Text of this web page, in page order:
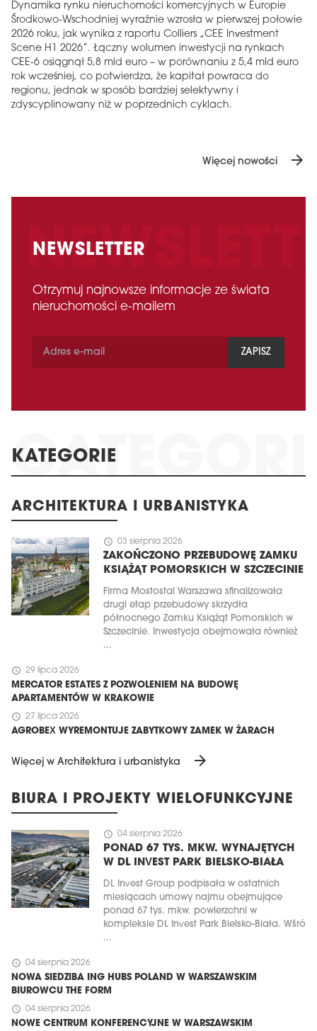
Dynamika rynku nieruchomości komercyjnych w Europie
Środkowo-Wschodniej wyraźnie wzrosła w pierwszej połowie
2026 roku, jak wynika z raportu Colliers „CEE Investment
Scene H1 2026”. Łączny wolumen inwestycji na rynkach
CEE-6 osiągnął 5,8 mld euro – w porównaniu z 5,4 mld euro
rok wcześniej, co potwierdza, że ​​kapitał powraca do
regionu, jednak w sposób bardziej selektywny i
zdyscyplinowany niż w poprzednich cyklach.
Więcej nowości arrow_forward
NEWSLETTER
Otrzymuj najnowsze informacje ze świata
nieruchomości e-mailem
ZAPISZ
KATEGORIE
ARCHITEKTURA I URBANISTYKA
schedule 03 sierpnia 2026
ZAKOŃCZONO PRZEBUDOWĘ ZAMKU
KSIĄŻĄT POMORSKICH W SZCZECINIE
Firma Mostostal Warszawa sfinalizowała
drugi etap przebudowy skrzydła
północnego Zamku Książąt Pomorskich w
Szczecinie. Inwestycja obejmowała również
...
schedule 29 lipca 2026
MERCATOR ESTATES Z POZWOLENIEM NA BUDOWĘ
APARTAMENTÓW W KRAKOWIE
schedule 27 lipca 2026
AGROBEX WYREMONTUJE ZABYTKOWY ZAMEK W ŻARACH
Więcej w Architektura i urbanistyka arrow_forward
BIURA I PROJEKTY WIELOFUNKCYJNE
schedule 04 sierpnia 2026
PONAD 67 TYS. MKW. WYNAJĘTYCH
W DL INVEST PARK BIELSKO-BIAŁA
DL Invest Group podpisała w ostatnich
miesiącach umowy najmu obejmujące
ponad 67 tys. mkw. powierzchni w
kompleksie DL Invest Park Bielsko-Biała. Wśró
...
schedule 04 sierpnia 2026
NOWA SIEDZIBA ING HUBS POLAND W WARSZAWSKIM
BIUROWCU THE FORM
schedule 04 sierpnia 2026
NOWE CENTRUM KONFERENCYJNE W WARSZAWSKIM